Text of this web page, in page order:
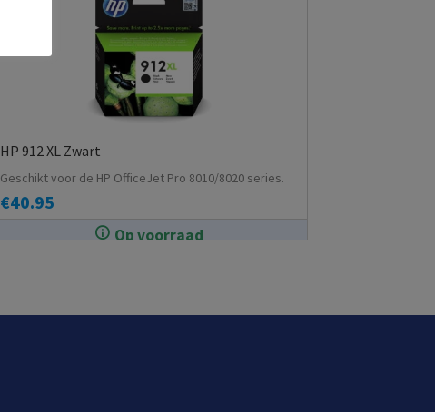
Op voorraad
HP 912 XL Zwart
€40.95
Geschikt voor de HP OfficeJet Pro 8010/8020 series.